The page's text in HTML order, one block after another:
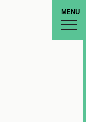
MENU
toggle